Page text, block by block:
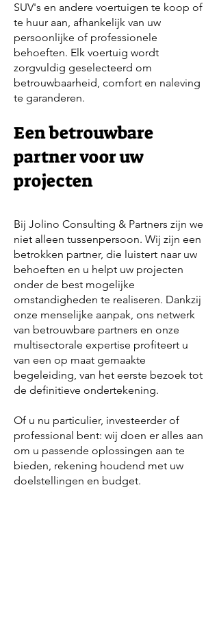
SUV's en andere voertuigen te koop of
te huur aan, afhankelijk van uw
persoonlijke of professionele
behoeften. Elk voertuig wordt
zorgvuldig geselecteerd om
betrouwbaarheid, comfort en naleving
te garanderen.
Een betrouwbare
partner voor uw
projecten
Bij Jolino Consulting & Partners zijn we
niet alleen tussenpersoon. Wij zijn een
betrokken partner, die luistert naar uw
behoeften en u helpt uw projecten
onder de best mogelijke
omstandigheden te realiseren. Dankzij
onze menselijke aanpak, ons netwerk
van betrouwbare partners en onze
multisectorale expertise profiteert u
van een op maat gemaakte
begeleiding, van het eerste bezoek tot
de definitieve ondertekening.
Of u nu particulier, investeerder of
professional bent: wij doen er alles aan
om u passende oplossingen aan te
bieden, rekening houdend met uw
doelstellingen en budget.